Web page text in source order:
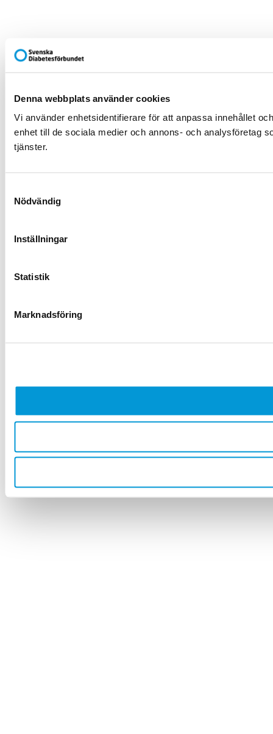
Denna webbplats använder cookies
Vi använder enhetsidentifierare för att anpassa innehållet
enhet till de sociala medier och annons- och analysföretag
tjänster.
Nödvändig
Inställningar
Statistik
Marknadsföring